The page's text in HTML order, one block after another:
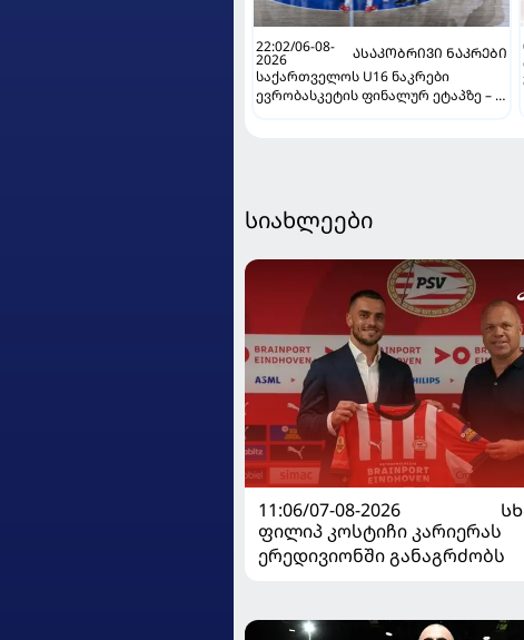
22:02/06-08-
2026
ᲐᲡᲐᲙᲝᲑᲠᲘᲕᲘ ᲜᲐᲙᲠᲔᲑᲘ
საქართველოს U16 ნაკრები
ევრობასკეტის ფინალურ ეტაპზე – A
სიახლეები
11:06/07-08-2026
ფილიპ კოსტიჩი კარიერას
ერედივიონში განაგრძობს